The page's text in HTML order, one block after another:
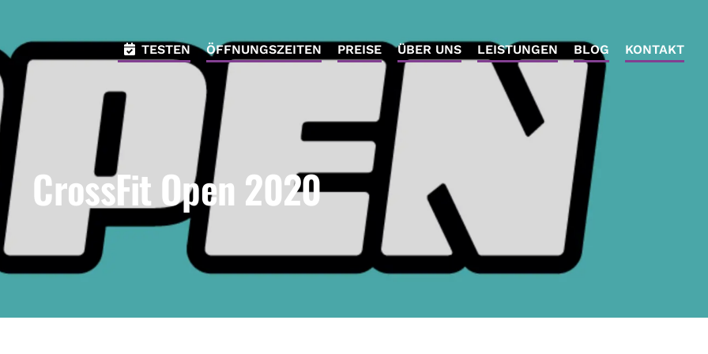
TESTEN ÖFFNUNGSZEITEN PREISE ÜBER UNS LEISTUNGEN BLOG KONTAKT
CrossFit Open 2020